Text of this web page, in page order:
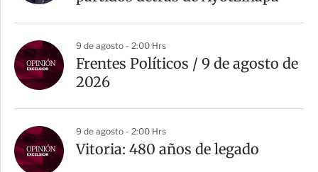
9 de agosto - 2:00 Hrs
Frentes Políticos / 9 de agosto de
2026
9 de agosto - 2:00 Hrs
Vitoria: 480 años de legado